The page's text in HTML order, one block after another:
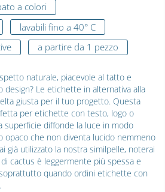
a colori
lavabili fino a 40° C
a partire da 1 pezzo
naturale, piacevole al tatto e
design? Le etichette in alternativa alla
giusta per il tuo progetto. Questa
per etichette con testo, logo o
superficie diffonde la luce in modo
opaco che non diventa lucido nemmeno
già utilizzato la nostra similpelle, noterai
cactus è leggermente più spessa e
quando ordini etichette con